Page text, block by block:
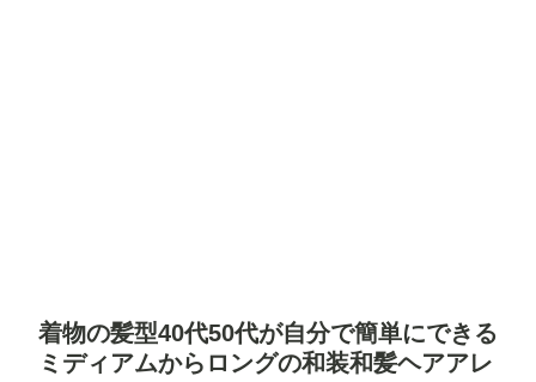
着物の髪型40代50代が自分で簡単にできる
ミディアムからロングの和装和髪ヘアアレ